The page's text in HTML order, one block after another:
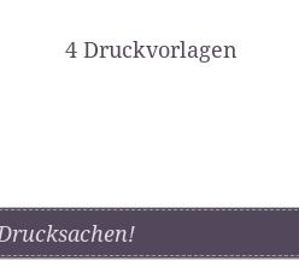
4 Druckvorlagen